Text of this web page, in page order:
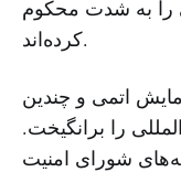
را به شدت محکوم
کرده‌اند.
اتمی و چندین
را برانگیخت.
شورای امنیت